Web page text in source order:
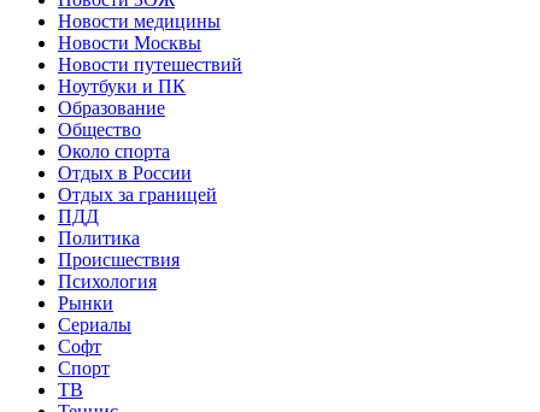
Новости медицины
Новости Москвы
Новости путешествий
Ноутбуки и ПК
Образование
Общество
Около спорта
Отдых в России
Отдых за границей
ПДД
Политика
Происшествия
Психология
Рынки
Сериалы
Софт
Спорт
ТВ